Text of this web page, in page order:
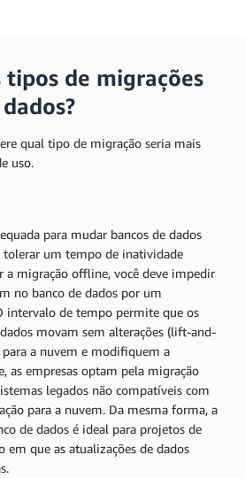
tipos de migrações
qual tipo de migração seria mais
uso.
para mudar bancos de dados
tolerar um tempo de inatividade
a migração offline, você deve impedir
no banco de dados por um
intervalo de tempo permite que os
movam sem alterações (lift-and-
a nuvem e modifiquem a
as empresas optam pela migração
legados não compatíveis com
para a nuvem. Da mesma forma, a
de dados é ideal para projetos de
em que as atualizações de dados